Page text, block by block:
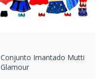
Conjunto Imantado Mutti
Glamour